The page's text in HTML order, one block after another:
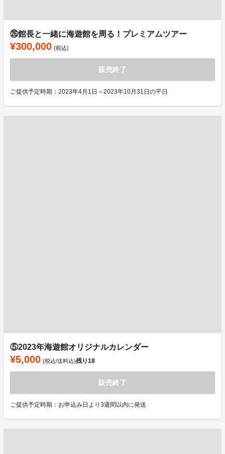
㉖館長と一緒に海遊館を周る！プレミアムツアー
¥300,000 (税込)
販売終了
ご提供予定時期：2023年4月1日～2023年10月31日の平日
⑤2023年海遊館オリジナルカレンダー
¥5,000 (税込/送料込)残り18
販売終了
ご提供予定時期：お申込み日より3週間以内に発送